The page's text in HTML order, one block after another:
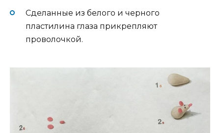
Сделанные из белого и черного
пластилина глаза прикрепляют
проволочкой.